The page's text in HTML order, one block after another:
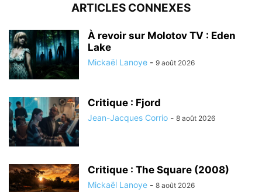
ARTICLES CONNEXES
À revoir sur Molotov TV : Eden
Lake
Mickaël Lanoye - 9 août 2026
Critique : Fjord
Jean-Jacques Corrio - 8 août 2026
Critique : The Square (2008)
Mickaël Lanoye - 8 août 2026